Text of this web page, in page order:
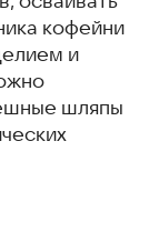
кофейни
и
шляпы